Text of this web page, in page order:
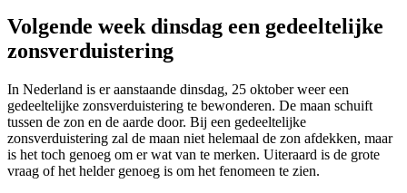
Volgende week dinsdag een gedeeltelijke
zonsverduistering
In Nederland is er aanstaande dinsdag, 25 oktober weer een
gedeeltelijke zonsverduistering te bewonderen. De maan schuift
tussen de zon en de aarde door. Bij een gedeeltelijke
zonsverduistering zal de maan niet helemaal de zon afdekken, maar
is het toch genoeg om er wat van te merken. Uiteraard is de grote
vraag of het helder genoeg is om het fenomeen te zien.